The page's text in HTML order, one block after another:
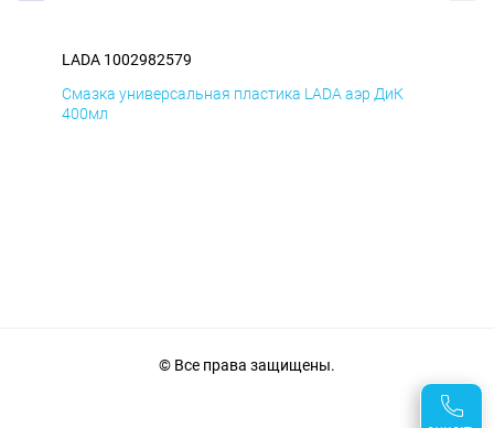
LADA 1002982579
Смазка универсальная пластика LADA аэр ДиК
400мл
© Все права защищены.